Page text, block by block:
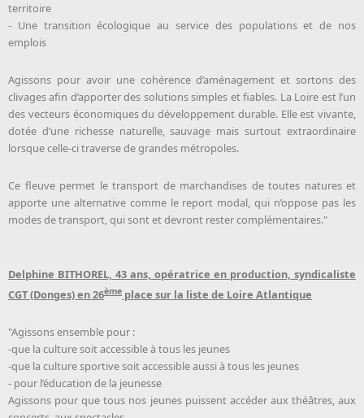
territoire
- Une transition écologique au service des populations et de nos
emplois
Agissons pour avoir une cohérence d’aménagement et sortons des
clivages afin d’apporter des solutions simples et fiables. La Loire est l’un
des vecteurs économiques du développement durable. Elle est vivante,
dotée d’une richesse naturelle, sauvage mais surtout extraordinaire
lorsque celle-ci traverse de grandes métropoles.
Ce fleuve permet le transport de marchandises de toutes natures et
apporte une alternative comme le report modal, qui n’oppose pas les
modes de transport, qui sont et devront rester complémentaires."
Delphine BITHOREL, 43 ans, opératrice en production, syndicaliste
CGT (Donges) en 26ème place sur la liste de Loire Atlantique
"Agissons ensemble pour :
-que la culture soit accessible à tous les jeunes
-que la culture sportive soit accessible aussi à tous les jeunes
- pour l’éducation de la jeunesse
Agissons pour que tous nos jeunes puissent accéder aux théâtres, aux